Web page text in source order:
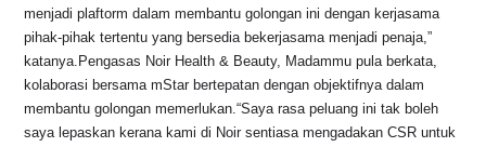
menjadi plaftorm dalam membantu golongan ini dengan kerjasama
pihak-pihak tertentu yang bersedia bekerjasama menjadi penaja,”
katanya.Pengasas Noir Health & Beauty, Madammu pula berkata,
kolaborasi bersama mStar bertepatan dengan objektifnya dalam
membantu golongan memerlukan.“Saya rasa peluang ini tak boleh
saya lepaskan kerana kami di Noir sentiasa mengadakan CSR untuk